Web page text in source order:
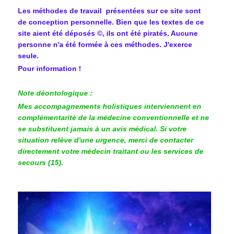
Les méthodes de travail présentées sur ce site sont
de conception personnelle. Bien que les textes de ce
site aient été déposés ©, ils ont été piratés. Aucune
personne n'a été formée à ces méthodes. J'exerce
seule.
Pour information !
Note déontologique :
Mes accompagnements holistiques interviennent en
complémentarité de la médecine conventionnelle et ne
se substituent jamais à un avis médical. Si votre
situation relève d'une urgence, merci de contacter
directement votre médecin traitant ou les services de
secours (15).